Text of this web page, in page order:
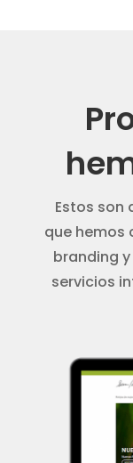
Estos son
que hemos
branding
servicios